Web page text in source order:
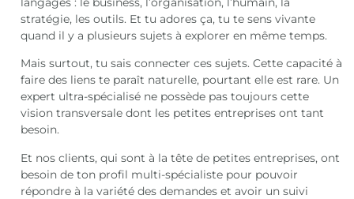
stratégie, les outils. Et tu adores ça, tu te sens vivante
quand il y a plusieurs sujets à explorer en même temps.
Mais surtout, tu sais connecter ces sujets. Cette capacité à
faire des liens te paraît naturelle, pourtant elle est rare. Un
expert ultra-spécialisé ne possède pas toujours cette
vision transversale dont les petites entreprises ont tant
besoin.
Et nos clients, qui sont à la tête de petites entreprises, ont
besoin de ton profil multi-spécialiste pour pouvoir
répondre à la variété des demandes et avoir un suivi